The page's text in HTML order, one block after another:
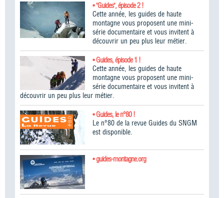
• "Guides", épisode 2 !
Cette année, les guides de haute
montagne vous proposent une mini-
série documentaire et vous invitent à
découvrir un peu plus leur métier.
• Guides, épisode 1 !
Cette année, les guides de haute
montagne vous proposent une mini-
série documentaire et vous invitent à
découvrir un peu plus leur métier.
• Guides, le n°80 !
Le n°80 de la revue Guides du SNGM
est disponible.
• guides-montagne.org